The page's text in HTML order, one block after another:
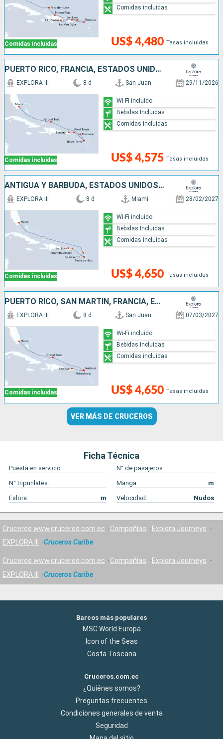
Comidas incluidas US$ 4,480 Tasas incluidas
Comidas incluidas
PUERTO RICO, FRANCIA, ESTADOS UNIDOS
Comidas incluidas
EXPLORA III 8 d San Juan 29/11/2026
US$ 4,575 Tasas incluidas
Wi-Fi incluido
Bebidas Incluidas
Comidas incluidas
ANTIGUA Y BARBUDA, ESTADOS UNIDOS, PUERTO RICO
Comidas incluidas
EXPLORA III 8 d Miami 28/02/2027
US$ 4,650 Tasas incluidas
Wi-Fi incluido
Bebidas Incluidas
Comidas incluidas
PUERTO RICO, SAN MARTÍN, FRANCIA, ESTADOS UNIDOS
Comidas incluidas
EXPLORA III 8 d San Juan 07/03/2027
US$ 4,650 Tasas incluidas
Wi-Fi incluido
Bebidas Incluidas
Comidas incluidas
VER MÁS DE CRUCEROS
Ficha Técnica
Puesta en servicio:
N° de pasajeros:
N° tripunlates:
Manga:
m
Eslora:
m Velocidad: Nudos
Cruceros www.cruceros.com.ec Compañías
Explora Journeys
EXPLORA III
Cruceros Caribe
Cruceros www.cruceros.com.ec Compañías
Explora Journeys
EXPLORA III
Cruceros Caribe
Barcos más populares
MSC World Europa
Icon of the Seas
Costa Toscana
Cruceros.com.ec
¿Quiénes somos?
Preguntas frecuentes
Condiciones generales de venta
Seguridad